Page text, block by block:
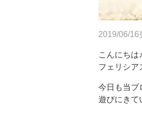
2019/06/16
こんにちは♪
フェリシア
今日も当ブ
遊びにきて